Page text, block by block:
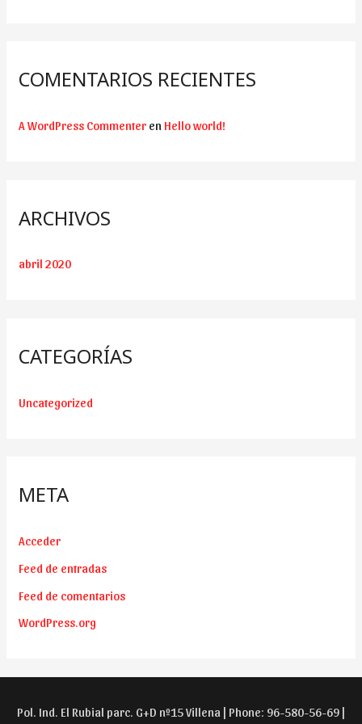
COMENTARIOS RECIENTES
A WordPress Commenter en Hello world!
ARCHIVOS
abril 2020
CATEGORÍAS
Uncategorized
META
Acceder
Feed de entradas
Feed de comentarios
WordPress.org
Pol. Ind. El Rubial parc. G+D nº15 Villena | Phone: 96-580-56-69 |